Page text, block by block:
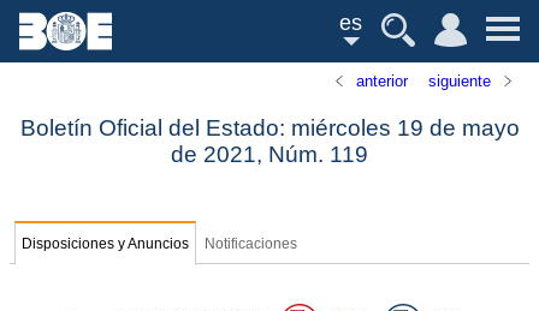
es
anterior siguiente
Boletín Oficial del Estado: miércoles 19 de mayo
de 2021, Núm. 119
Disposiciones y Anuncios Notificaciones